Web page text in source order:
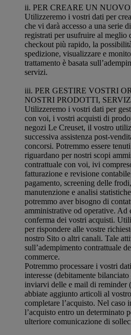
ii. PER CREARE UN
Utilizzeremo i vostri dati per
che vi darà accesso a una serie
registrati per usufruire al meglio
checkout più rapido, la
spedizione, visualizzare e
trattamento è basata
servizi.
iii. PER GESTIRE VOSTRI
NOSTRI PRODOTTI,
Utilizzeremo i vostri dati per
con voi, i vostri acquisti di
negozi Le Creuset, il vostro
successiva assistenza post-
concorsi. Potremmo essere
riguardano per nostri scopi
contrattuale con voi, ivi
fatturazione e revisione
pagamento, screening delle
manutenzione e analisi
potremmo aver bisogno di
amministrative od operative. Ad
conferma dei vostri acquisti.
per rispondere alle vostre
nostro Sito o altri canali. Tale
sull’adempimento contrattuale
commerce.
Potremmo processare i vostri
interesse (debitamente
inviarvi delle e mail di reminder
abbiate aggiunto articoli al
completare l’acquisto. Nel caso
l’acquisto entro un determinato
ulteriore comunicazione di